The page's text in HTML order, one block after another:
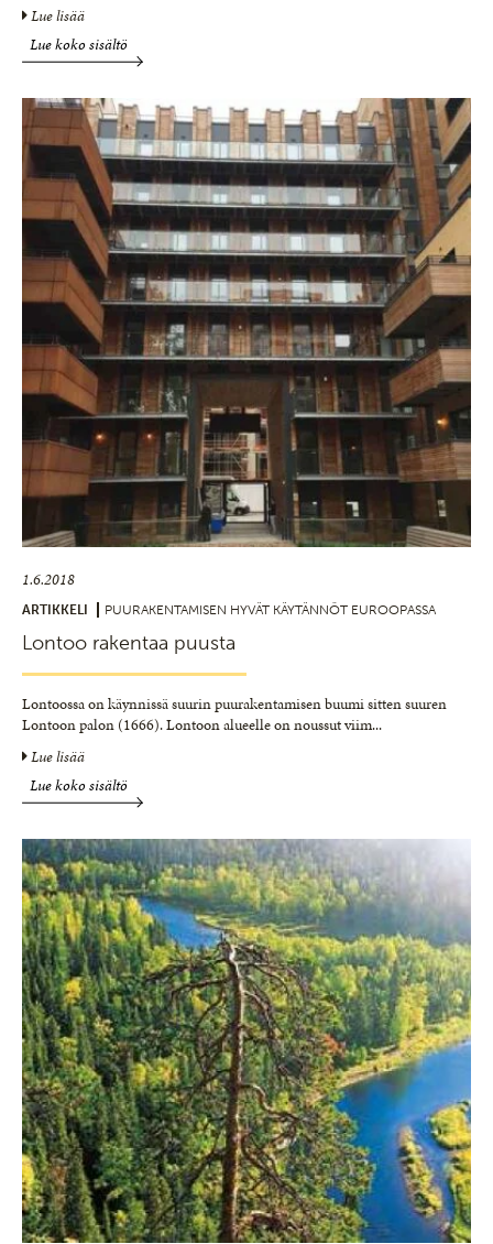
Lue lisää
Lue koko sisältö
1.6.2018
ARTIKKELI PUURAKENTAMISEN HYVÄT KÄYTÄNNÖT EUROOPASSA
Lontoo rakentaa puusta
Lontoossa on käynnissä suurin puurakentamisen buumi sitten suuren
Lontoon palon (1666). Lontoon alueelle on noussut viim...
Lue lisää
Lue koko sisältö